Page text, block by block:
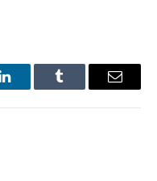
LinkedInTumblr Email